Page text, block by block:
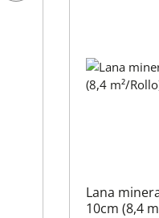
Lana
10cm (8,4